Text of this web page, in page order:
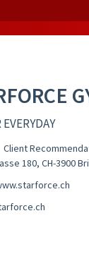
Client
180, CH-3900